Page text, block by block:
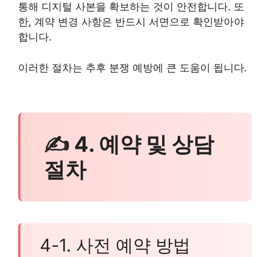
통해 디지털 사본을 확보하는 것이 안전합니다. 또
한, 계약 변경 사항은 반드시 서면으로 확인받아야
합니다.
이러한 절차는 추후 분쟁 예방에 큰 도움이 됩니다.
✍ 4. 예약 및 상담
절차
4-1. 사전 예약 방법